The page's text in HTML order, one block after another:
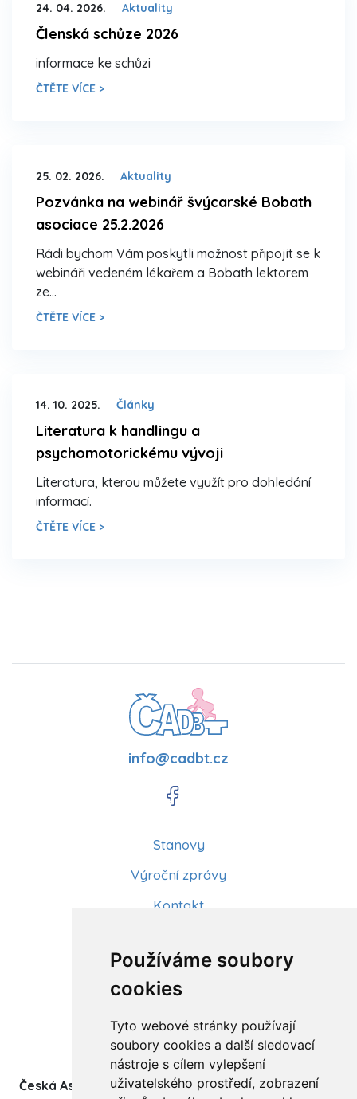
Používáme soubory
cookies
Tyto webové stránky používají
soubory cookies a další sledovací
nástroje s cílem vylepšení
uživatelského prostředí, zobrazení
24. 04. 2026. Aktuality
Členská schůze 2026
informace ke schůzi
ČTĚTE VÍCE >
25. 02. 2026. Aktuality
Pozvánka na webinář švýcarské Bobath
asociace 25.2.2026
Rádi bychom Vám poskytli možnost připojit se k
webináři vedeném lékařem a Bobath lektorem
ze…
ČTĚTE VÍCE >
14. 10. 2025. Články
Literatura k handlingu a
psychomotorickému vývoji
Literatura, kterou můžete využít pro dohledání
informací.
ČTĚTE VÍCE >
info@cadbt.cz
Stanovy
Výroční zprávy
Kontakt
Články
Kurzy a workshopy
Sídlo ČADBT
Česká Asociace Dětských Bobath Terapeutů spolek